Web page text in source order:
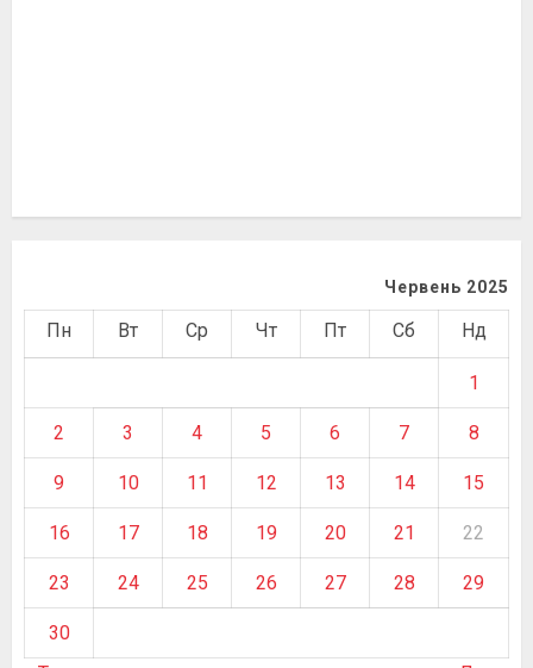
Червень 2025
Пн Вт Ср Чт Пт Сб Нд
1
2 3 4 5 6 7 8
9 10 11 12 13 14 15
16 17 18 19 20 21 22
23 24 25 26 27 28 29
30